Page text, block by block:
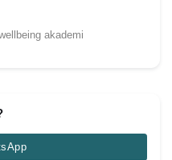
akademi